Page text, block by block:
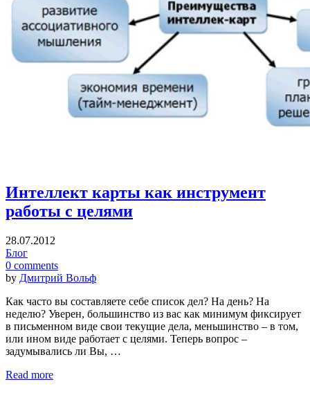
Интеллект карты как инструмент
работы с целями
28.07.2012
Блог
0 comments
by Дмитрий Вольф
Как часто вы составляете себе список дел? На день? На
неделю? Уверен, большинство из вас как минимум фиксирует
в письменном виде свои текущие дела, меньшинство – в том,
или ином виде работает с целями. Теперь вопрос –
задумывались ли Вы, …
Read more